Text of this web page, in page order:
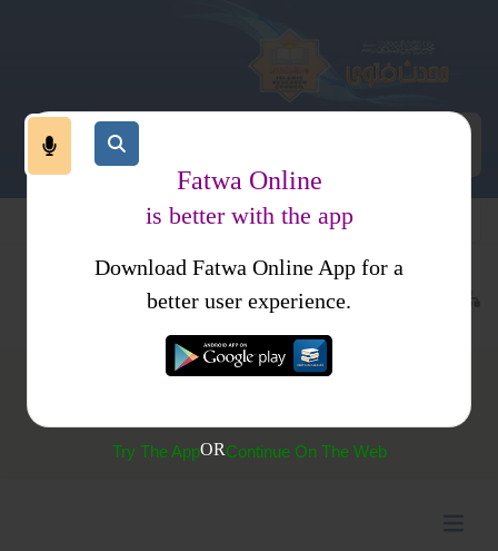
نکاح باطل نکاح کتب فتاوی
(299) نکاح حلالہ
Fatwa Online
is better with the app
Download Fatwa Online App for a
better user experience.
Try The AppORContinue On The Web